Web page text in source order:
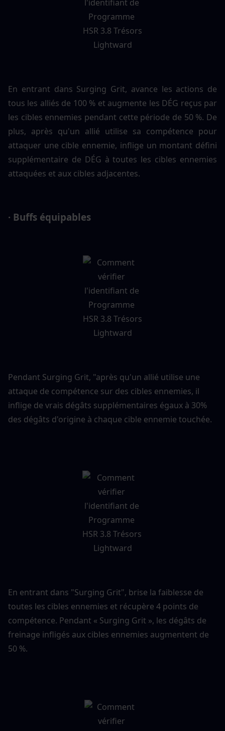
En entrant dans Surging Grit, avance les actions de
tous les alliés de 100 % et augmente les DÉG reçus par
les cibles ennemies pendant cette période de 50 %. De
plus, après qu'un allié utilise sa compétence pour
attaquer une cible ennemie, inflige un montant défini
supplémentaire de DÉG à toutes les cibles ennemies
attaquées et aux cibles adjacentes.
· Buffs équipables
Pendant Surging Grit, "après qu'un allié utilise une
attaque de compétence sur des cibles ennemies, il
inflige de vrais dégâts supplémentaires égaux à 30%
des dégâts d'origine à chaque cible ennemie touchée.
En entrant dans "Surging Grit", brise la faiblesse de
toutes les cibles ennemies et récupère 4 points de
compétence. Pendant « Surging Grit », les dégâts de
freinage infligés aux cibles ennemies augmentent de
50 %.